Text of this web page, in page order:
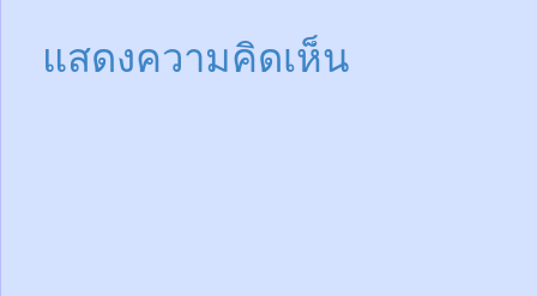
แสดงความคิดเห็น